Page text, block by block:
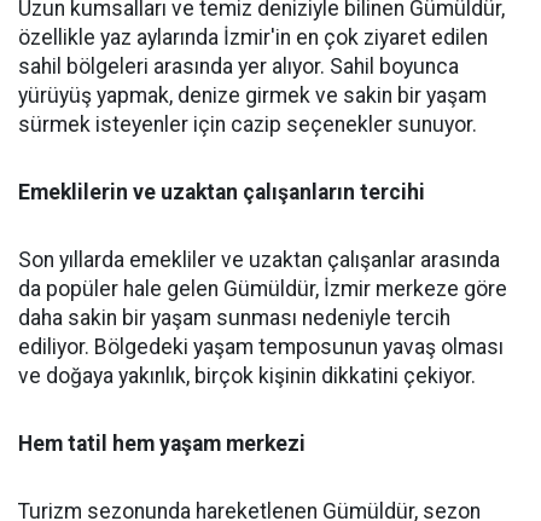
Uzun kumsalları ve temiz deniziyle bilinen Gümüldür,
özellikle yaz aylarında İzmir'in en çok ziyaret edilen
sahil bölgeleri arasında yer alıyor. Sahil boyunca
yürüyüş yapmak, denize girmek ve sakin bir yaşam
sürmek isteyenler için cazip seçenekler sunuyor.
Emeklilerin ve uzaktan çalışanların tercihi
Son yıllarda emekliler ve uzaktan çalışanlar arasında
da popüler hale gelen Gümüldür, İzmir merkeze göre
daha sakin bir yaşam sunması nedeniyle tercih
ediliyor. Bölgedeki yaşam temposunun yavaş olması
ve doğaya yakınlık, birçok kişinin dikkatini çekiyor.
Hem tatil hem yaşam merkezi
Turizm sezonunda hareketlenen Gümüldür, sezon